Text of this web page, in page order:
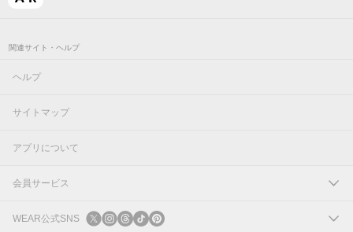
関連サイト・ヘルプ
ヘルプ
サイトマップ
アプリについて
会員サービス
ログイン
WEAR公式SNS